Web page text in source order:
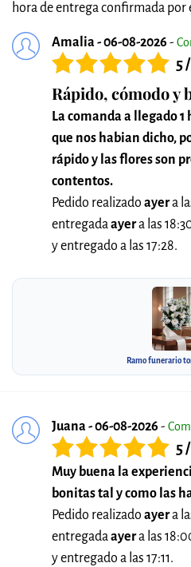
hora de entrega confirmada por
Amalia - 06-08-2026 -
5
Rápido, cómodo y
La comanda a llegado
que nos habian dicho,
rápido y las flores son
contentos.
Pedido realizado ayera
entregadaayera las
y entregado a las 17:28.
Ramo funerario
Juana - 06-08-2026 -
5
Muy buena la
bonitas tal y como las
Pedido realizado ayera
entregadaayera las
y entregado a las 17:11.